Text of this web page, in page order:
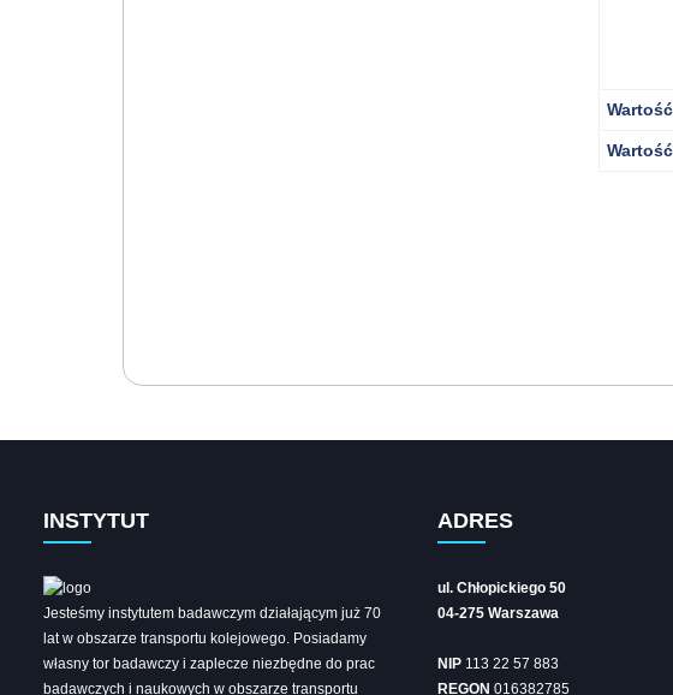
INSTYTUT
Jesteśmy instytutem badawczym działającym już 70
lat w obszarze transportu kolejowego. Posiadamy
własny tor badawczy i zaplecze niezbędne do prac
badawczych i naukowych w obszarze transportu
ADRES
ul. Chłopickiego 50
04-275 Warszawa
NIP 113 22 57 883
REGON 016382785